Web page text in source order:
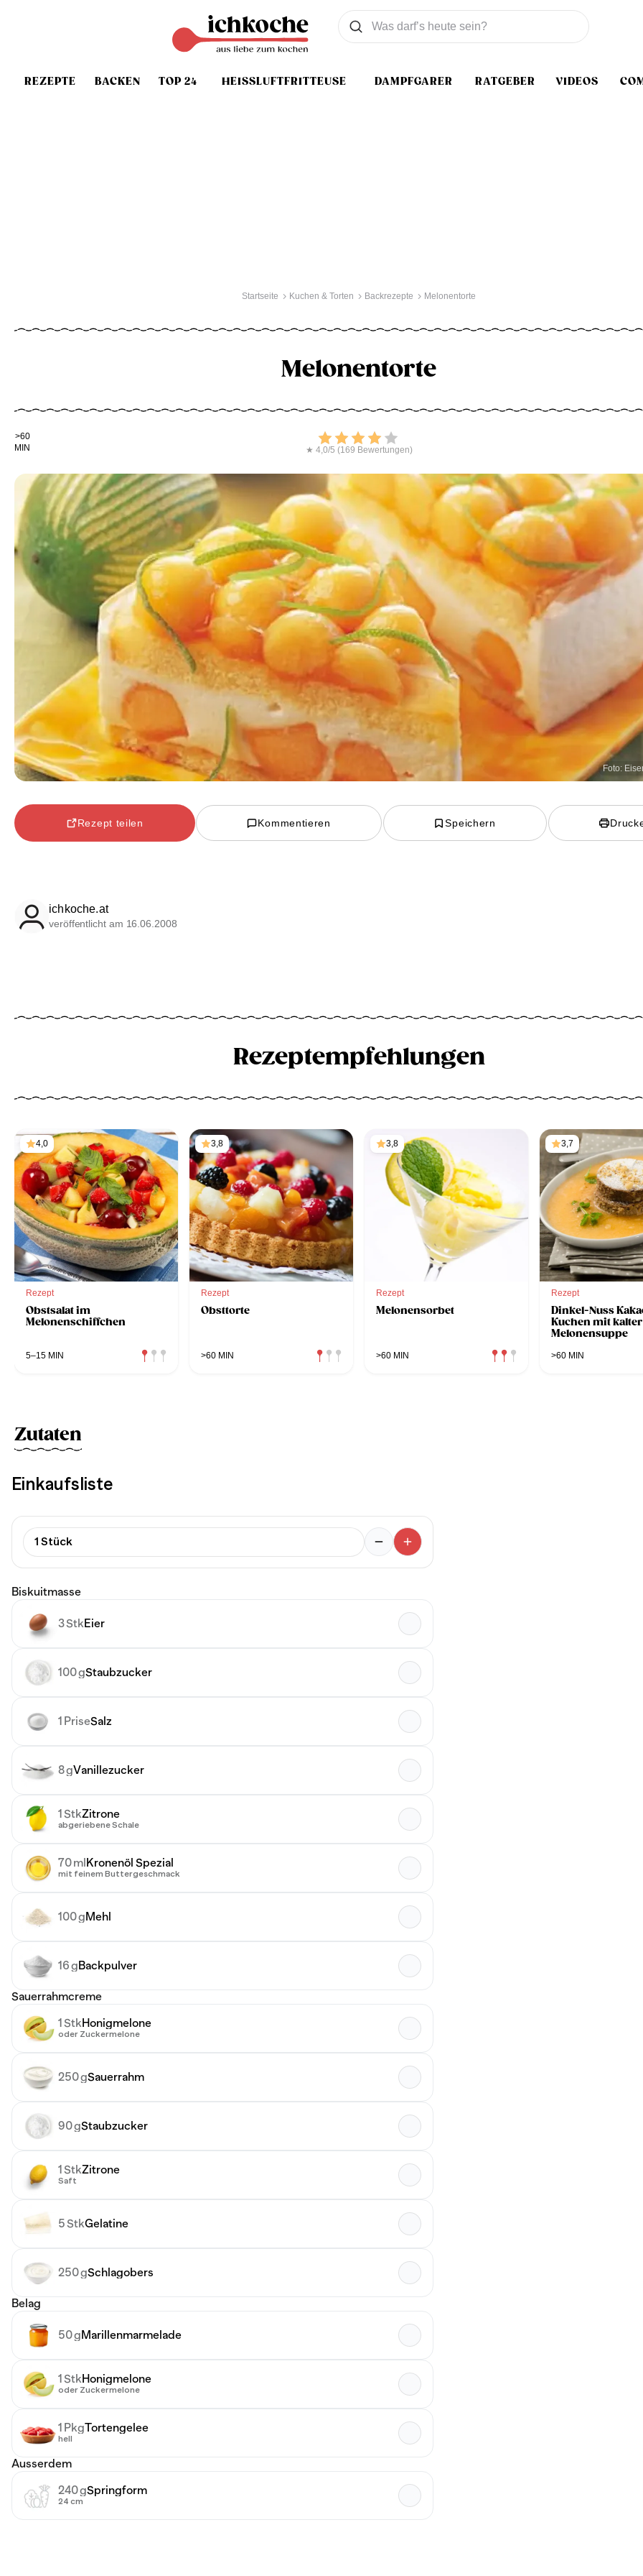
REZEPTE BACKEN TOP 24 HEISSLUFTFRITTEUSE DAMPFGARER RATGEBER VIDEOS
Was wollen Sie suchen
Suchen
Startseite Kuchen & Torten Backrezepte Melonentorte
Melonentorte
Kochdauer
>60
MIN
Bewerten
★ 4,0/5 (169 Bewertungen)
Foto:
Rezept teilen Kommentieren Speichern
ichkoche.at
veröffentlicht am 16.06.2008
Rezeptempfehlungen
4,0
Rezept
Obstsalat im
Melonenschiffchen
5–15 MIN
3,8
Rezept
Obsttorte
>60 MIN
3,8
Rezept
Melonensorbet
>60 MIN
3,7
Rezept
Dinkel-Nuss
Kuchen mit kalter
Melonensuppe
>60 MIN
Zutaten